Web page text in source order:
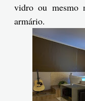
vidro ou mesmo
armário.